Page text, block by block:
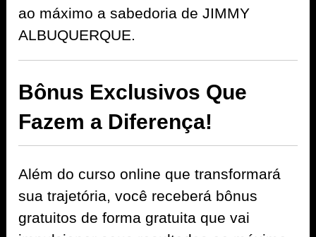
ao máximo a sabedoria de JIMMY
ALBUQUERQUE.
Bônus Exclusivos Que
Fazem a Diferença!
Além do curso online que transformará
sua trajetória, você receberá bônus
gratuitos de forma gratuita que vai